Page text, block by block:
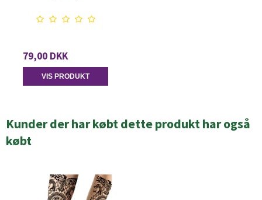
79,00 DKK
VIS PRODUKT
Kunder der har købt dette produkt har også
købt